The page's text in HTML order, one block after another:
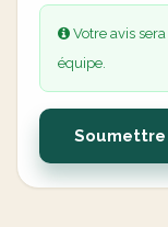
Votre avis
équipe.
Soumettre